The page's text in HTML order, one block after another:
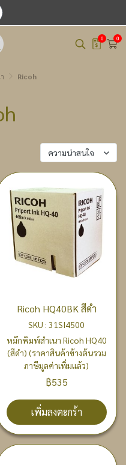
0 0
Ricoh
ความน่าสนใจ
Ricoh HQ40BK สีดำ
SKU : 31SI4500
หมึกพิมพ์สำเนา Ricoh HQ40
(สีดำ) (ราคาสินค้าข้างต้นรวม
ภาษีมูลค่าเพิ่มแล้ว)
฿535
เพิ่มลงตะกร้า